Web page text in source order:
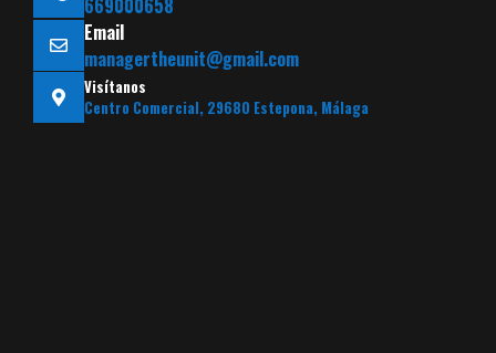
Email
managertheunit@gmail.com
Visítanos
Centro Comercial, 29680 Estepona, Málaga